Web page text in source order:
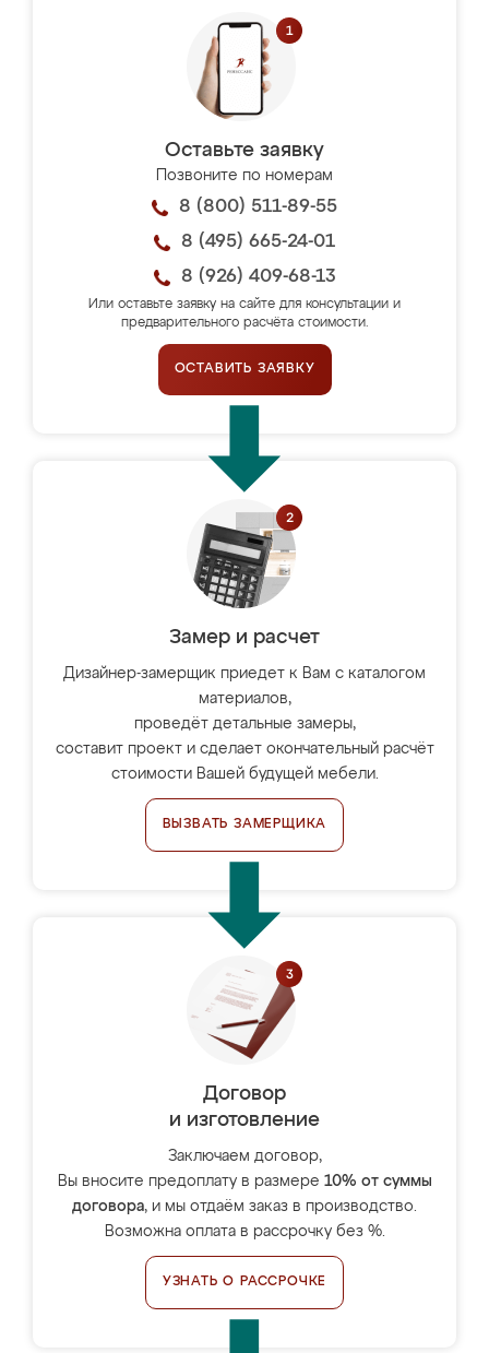
Оставьте заявку
Позвоните по номерам
8 (800) 511-89-55
8 (495) 665-24-01
8 (926) 409-68-13
Или оставьте заявку на сайте для консультации и
предварительного расчёта стоимости.
ОСТАВИТЬ ЗАЯВКУ
Замер и расчет
Дизайнер-замерщик приедет к Вам с каталогом
материалов,
проведёт детальные замеры,
составит проект и сделает окончательный расчёт
стоимости Вашей будущей мебели.
ВЫЗВАТЬ ЗАМЕРЩИКА
Договор
и изготовление
Заключаем договор,
Вы вносите предоплату в размере 10% от суммы
договора, и мы отдаём заказ в производство.
Возможна оплата в рассрочку без %.
УЗНАТЬ О РАССРОЧКЕ